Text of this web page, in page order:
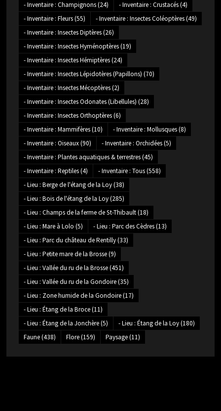
- Inventaire : Champignons(24) - Inventaire : Crustacés(4)
- Inventaire : Fleurs(55) - Inventaire : Insectes Coléoptères(49)
- Inventaire : Insectes Diptères(26)
- Inventaire : Insectes Hyménoptères(19)
- Inventaire : Insectes Hémiptères(24)
- Inventaire : Insectes Lépidotères (Papillons) (70)
- Inventaire : Insectes Mécoptères(2)
- Inventaire : Insectes Odonates (Libellules) (28)
- Inventaire : Insectes Orthoptères(6)
- Inventaire : Mammifères(10) - Inventaire : Mollusques(8)
- Inventaire : Oiseaux(90) - Inventaire : Orchidées(5)
- Inventaire : Plantes aquatiques & terrestres(45)
- Inventaire : Reptiles(4) - Inventaire : Tous(558)
- Lieu : Berge de l'étang de la Loy(38)
- Lieu : Bois de l'étang de la Loy(285)
- Lieu : Champs de la ferme de St-Thibault(18)
- Lieu : Mare à Lolo (5) - Lieu : Parc des Cèdres(13)
- Lieu : Parc du château de Rentilly(33)
- Lieu : Petite mare de la Brosse(9)
- Lieu : Vallée du ru de la Brosse(451)
- Lieu : Vallée du ru de la Gondoire(35)
- Lieu : Zone humide de la Gondoire(17)
- Lieu : Étang de la Broce(11)
- Lieu : Étang de la Jonchère(5) - Lieu : Étang de la Loy(180)
Faune(438) Flore(159) Paysage(11)